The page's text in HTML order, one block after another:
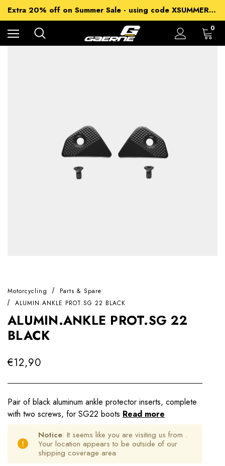
Extra 20% off on Summer Sale - using code XSUMMER2026
Free Shipping on all orders over 99€
15% off Sitewide - using code XSUMMER2026
0
Motorcycling
Parts & Spare
ALUMIN.ANKLE PROT.SG 22 BLACK
ALUMIN.ANKLE PROT.SG 22
BLACK
€12,90
Pair of black aluminum ankle protector inserts, complete
with two screws, for SG22 boots Read more
Notice: It seems like you are visiting us from .
Your location appears to be outside of our
shipping coverage area